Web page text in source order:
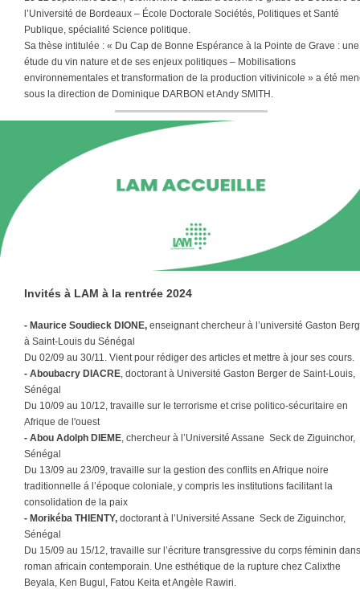
l’Université de Bordeaux – École Doctorale Sociétés, Politiques et Santé
Publique, spécialité Science politique.
Sa thèse intitulée : « Du Cap de Bonne Espérance à la Pointe de Grave : une
étude du vin nature et de ses enjeux politiques – Mobilisations
environnementales et transformation de la production vitivinicole » a été
sous la direction de Dominique DARBON et Andy SMITH.
Invités à LAM à la rentrée 2024
- Maurice Soudieck DIONE, enseignant chercheur à l’université Gaston
à Saint-Louis du Sénégal
Du 02/09 au 30/11. Vient pour rédiger des articles et mettre à jour ses cours.
- Aboubacry DIACRE, doctorant à Université Gaston Berger de Saint-Louis,
Sénégal
Du 10/09 au 10/12, travaille sur le terrorisme et crise politico-sécuritaire en
Afrique de l'ouest
- Abou Adolph DIEME, chercheur à l’Université Assane Seck de Ziguinchor,
Sénégal
Du 13/09 au 23/09, travaille sur la gestion des conflits en Afrique noire
traditionnelle á l’époque coloniale, y compris les institutions facilitant la
consolidation de la paix
- Morikéba THIENTY, doctorant à l’Université Assane Seck de Ziguinchor,
Sénégal
Du 15/09 au 15/12, travaille sur l’écriture transgressive du corps féminin
roman africain contemporain. Une esthétique de la rupture chez Calixthe
Beyala, Ken Bugul, Fatou Keita et Angèle Rawiri.